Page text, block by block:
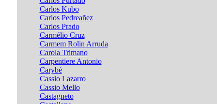
Carlos Kubo
Carlos Pedreañez
Carlos Prado
Carmélio Cruz
Carmem Rolin Arruda
Carola Trimano
Carpentiere Antonio
Carybé
Cassio Lazarro
Cassio Mello
Castagneto